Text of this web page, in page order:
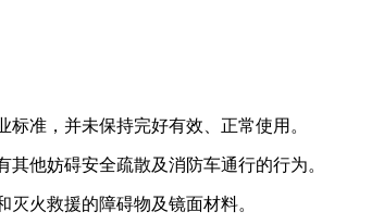
准，并未保持完好有效、正常使用。
他妨碍安全疏散及消防车通行的行为。
火救援的障碍物及镜面材料。